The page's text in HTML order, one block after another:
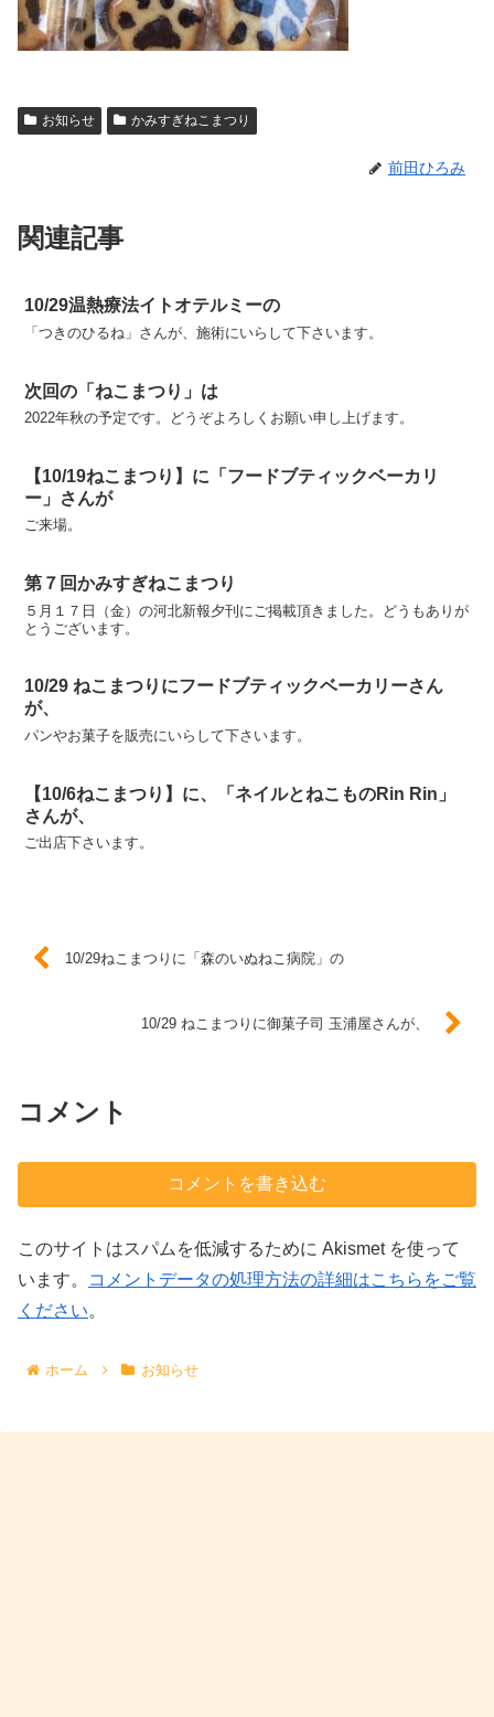
お知らせ かみすぎねこまつり
前田ひろみ
関連記事
10/29温熱療法イトオテルミーの
「つきのひるね」さんが、施術にいらして下さいます。
次回の「ねこまつり」は
2022年秋の予定です。どうぞよろしくお願い申し上げます。
【10/19ねこまつり】に「フードブティックベーカリ
ー」さんが
ご来場。
第７回かみすぎねこまつり
５月１７日（金）の河北新報夕刊にご掲載頂きました。どうもありが
とうございます。
10/29 ねこまつりにフードブティックベーカリーさん
が、
パンやお菓子を販売にいらして下さいます。
【10/6ねこまつり】に、「ネイルとねこものRin Rin」
さんが、
ご出店下さいます。
10/29ねこまつりに「森のいぬねこ病院」の
10/29 ねこまつりに御菓子司 玉浦屋さんが、
コメント
コメントを書き込む
このサイトはスパムを低減するために Akismet を使って
います。
コメントデータの処理方法の詳細はこちらをご覧
ください。
ホーム お知らせ